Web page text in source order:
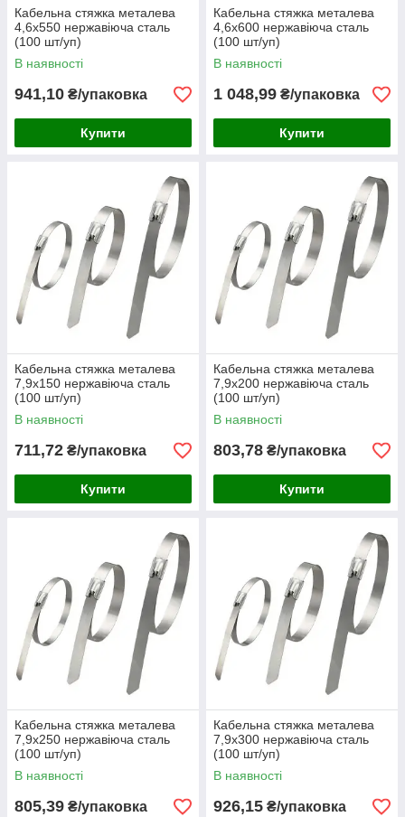
Кабельна стяжка металева
4,6х550 нержавіюча сталь
(100 шт/уп)
В наявності
941,10 ₴/упаковка
Купити
Кабельна стяжка металева
4,6х600 нержавіюча сталь
(100 шт/уп)
В наявності
1 048,99 ₴/упаковка
Купити
Кабельна стяжка металева
7,9х150 нержавіюча сталь
(100 шт/уп)
В наявності
711,72 ₴/упаковка
Купити
Кабельна стяжка металева
7,9х200 нержавіюча сталь
(100 шт/уп)
В наявності
803,78 ₴/упаковка
Купити
Кабельна стяжка металева
7,9х250 нержавіюча сталь
(100 шт/уп)
В наявності
805,39 ₴/упаковка
Кабельна стяжка металева
7,9х300 нержавіюча сталь
(100 шт/уп)
В наявності
926,15 ₴/упаковка